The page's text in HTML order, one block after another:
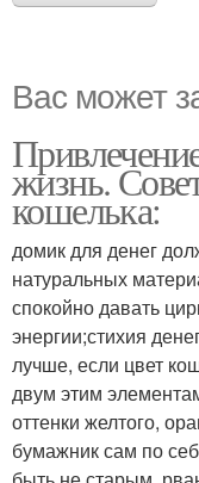
Вас может
жизнь.
кошелька:
домик для денег
натуральных
спокойно давать
энергии;стихия
лучше, если цвет
двум этим
оттенки желтого,
бумажник сам по